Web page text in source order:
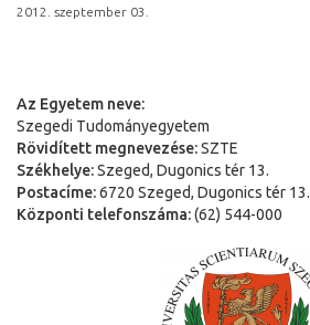
2012. szeptember 03.
Az Egyetem neve:
Szegedi Tudományegyetem
Rövidített megnevezése:SZTE
Székhelye:Szeged, Dugonics tér 13.
Postacíme:6720 Szeged, Dugonics tér 13.
Központi telefonszáma:(62) 544-000